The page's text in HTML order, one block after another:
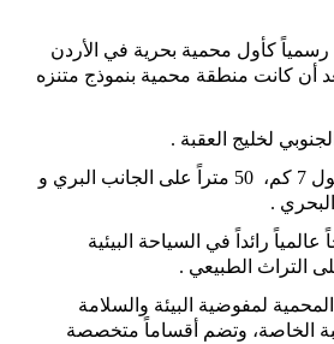
رسمياً كأول محمية بحرية في الأردن
ديسمبر 2020، بعد أن كانت منطقة محمية بنموذج متنزه
لخليج العقبة .
المساحة: تمتد على طول 7 كم، 50 متراً على الجانب البري و
.
رائداً في السياحة البيئية
التراث الطبيعي .
لمفوضية البيئة والسلامة
الخاصة، وتضم أقساماً متخصصة